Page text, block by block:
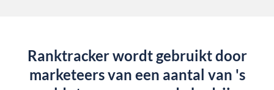
Ranktracker wordt gebruikt door
marketeers van een aantal van 's